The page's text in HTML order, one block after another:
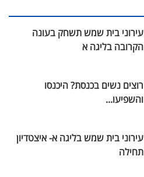
עירוני בית שמש תשחק בעונה
הקרובה בליגה א
רוצים נשים בכנסת? היכנסו
והשפיעו...
עירוני בית שמש בליגה א- איצטדיון
תחילה